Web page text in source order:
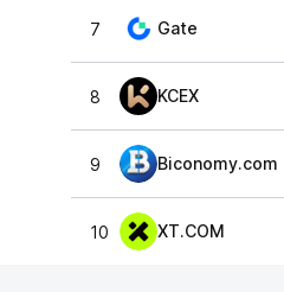
7 Gate
8 KCEX
9 Biconomy.com
10 XT.COM